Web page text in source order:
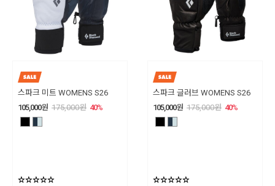
스파크 미트 WOMENS S26
105,000원 175,000원 40%
스파크 글러브 WOMENS S26
105,000원 175,000원 40%